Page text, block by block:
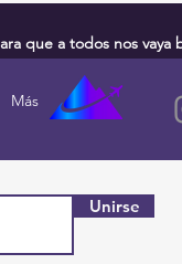
que a todos nos vaya
Más
Unirse